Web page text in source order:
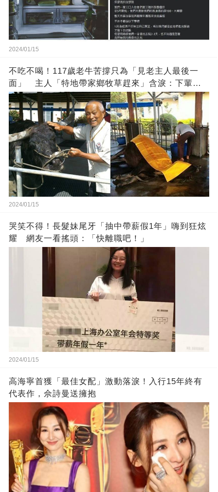
2024/01/15
不吃不喝！117歲老牛苦撐只為「見老主人最後一
面」 主人「特地帶家鄉牧草趕來」含淚：下輩子
找個好人家
2024/01/15
哭笑不得！長髮妹尾牙「抽中帶薪假1年」嗨到狂炫
耀 網友一看搖頭：「快離職吧！」
2024/01/15
高海寧首獲「最佳女配」激動落淚！入行15年終有
代表作，佘詩曼送擁抱